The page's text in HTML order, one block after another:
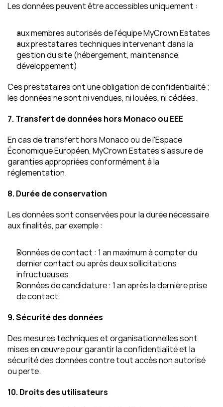
Les données peuvent être accessibles uniquement :
aux membres autorisés de l'équipe MyCrown Estates
aux prestataires techniques intervenant dans la
gestion du site (hébergement, maintenance,
développement)
Ces prestataires ont une obligation de confidentialité ;
les données ne sont ni vendues, ni louées, ni cédées.
7. Transfert de données hors Monaco ou EEE
En cas de transfert hors Monaco ou de l'Espace
Économique Européen, MyCrown Estates s'assure de
garanties appropriées conformément à la
réglementation.
8. Durée de conservation
Les données sont conservées pour la durée nécessaire
aux finalités, par exemple :
Données de contact : 1 an maximum à compter du
dernier contact ou après deux sollicitations
infructueuses.
Données de candidature : 1 an après la dernière prise
de contact.
9. Sécurité des données
Des mesures techniques et organisationnelles sont
mises en œuvre pour garantir la confidentialité et la
sécurité des données contre tout accès non autorisé
ou perte.
10. Droits des utilisateurs